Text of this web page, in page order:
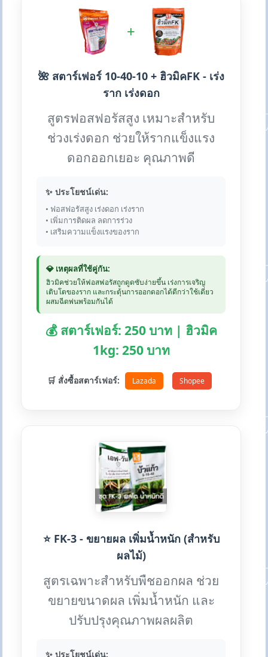
+
🌺 สตาร์เฟอร์ 10-40-10 + ฮิวมิคFK - เร่ง
ราก เร่งดอก
สูตรฟอสฟอรัสสูง เหมาะสำหรับ
ช่วงเร่งดอก ช่วยให้รากแข็งแรง
ดอกออกเยอะ คุณภาพดี
✨ ประโยชน์เด่น:
• ฟอสฟอรัสสูง เร่งดอก เร่งราก
• เพิ่มการติดผล ลดการร่วง
• เสริมความแข็งแรงของราก
💎 เหตุผลที่ใช้คู่กัน:
ฮิวมิคช่วยให้ฟอสฟอรัสถูกดูดซับง่ายขึ้น เร่งการเจริญ
เติบโตของราก และกระตุ้นการออกดอกได้ดีกว่าใช้เดี่ยว
ผสมฉีดพ่นพร้อมกันได้
💰 สตาร์เฟอร์: 250 บาท | ฮิวมิค
1kg: 250 บาท
🛒 สั่งซื้อสตาร์เฟอร์: Lazada Shopee
⭐ FK-3 - ขยายผล เพิ่มน้ำหนัก (สำหรับ
ผลไม้)
สูตรเฉพาะสำหรับพืชออกผล ช่วย
ขยายขนาดผล เพิ่มน้ำหนัก และ
ปรับปรุงคุณภาพผลผลิต
✨ ประโยชน์เด่น: